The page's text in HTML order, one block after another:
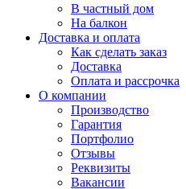
В частный дом
На балкон
Доставка и оплата
Как сделать заказ
Доставка
Оплата и рассрочка
О компании
Производство
Гарантия
Портфолио
Отзывы
Реквизиты
Вакансии